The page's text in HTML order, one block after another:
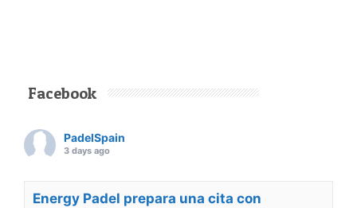
Facebook
PadelSpain
3 days ago
Energy Padel prepara una cita con